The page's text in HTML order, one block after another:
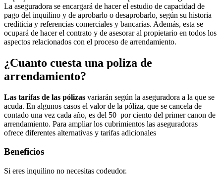
La aseguradora se encargará de hacer el estudio de capacidad de
pago del inquilino y de aprobarlo o desaprobarlo, según su historia
crediticia y referencias comerciales y bancarias. Además, esta se
ocupará de hacer el contrato y de asesorar al propietario en todos los
aspectos relacionados con el proceso de arrendamiento.
¿Cuanto cuesta una poliza de
arrendamiento?
Las tarifas de las pólizas variarán según la aseguradora a la que se
acuda. En algunos casos el valor de la póliza, que se cancela de
contado una vez cada año, es del 50 por ciento del primer canon de
arrendamiento. Para ampliar los cubrimientos las aseguradoras
ofrece diferentes alternativas y tarifas adicionales
Beneficios
Si eres inquilino no necesitas codeudor.